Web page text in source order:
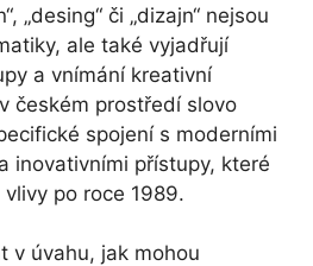
„desing“ či „dizajn“ nejsou
ale také vyjadřují
a vnímání kreativní
českém prostředí slovo
spojení s moderními
inovativními přístupy, které
po roce 1989.
v úvahu, jak mohou